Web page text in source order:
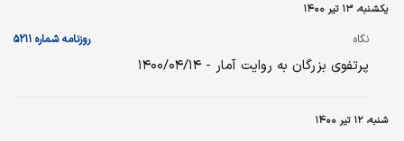
یکشنبه، ۱۳ تیر ۱۴۰۰
نگاه روزنامه شماره ۵۲۱۱
پرتفوی بزرگان به روایت آمار - ۱۴۰۰/۰۴/۱۴
شنبه، ۱۲ تیر ۱۴۰۰